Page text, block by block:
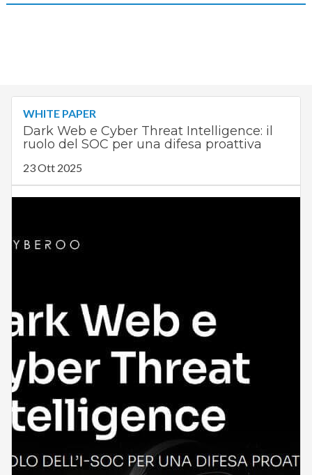
WHITE PAPER
Dark Web e Cyber Threat Intelligence: il
ruolo del SOC per una difesa proattiva
23 Ott 2025